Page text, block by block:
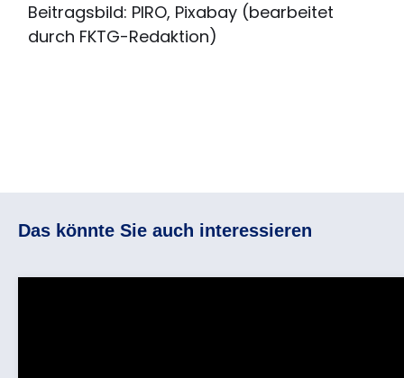
Beitragsbild: PIRO, Pixabay (bearbeitet
durch FKTG-Redaktion)
Das könnte Sie auch interessieren